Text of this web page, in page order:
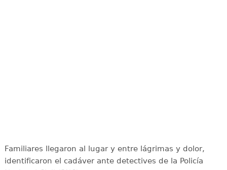
Familiares llegaron al lugar y entre lágrimas y dolor,
identificaron el cadáver ante detectives de la Policía